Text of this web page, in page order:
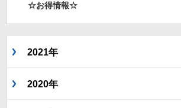
☆お得情報☆
2021年
2020年